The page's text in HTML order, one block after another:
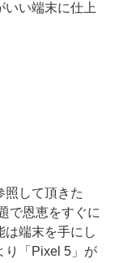
いい端末に仕上
照して頂きた
で恩恵をすぐに
は端末を手にし
り「Pixel 5」が